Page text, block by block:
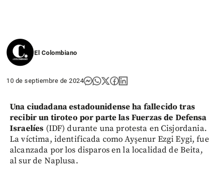
El Colombiano
10 de septiembre de 2024
Una ciudadana estadounidense ha fallecido tras
recibir un tiroteo por parte las Fuerzas de Defensa
Israelíes (IDF) durante una protesta en Cisjordania.
La víctima, identificada como Ayşenur Ezgi Eygi, fue
alcanzada por los disparos en la localidad de Beita,
al sur de Naplusa.